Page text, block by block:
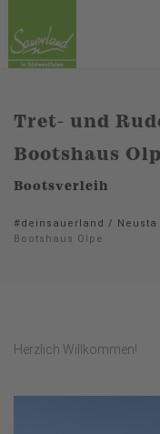
Tret- und
Bootshaus
Bootsverleih
#deinsauerland / Neusta
Bootshaus Olpe
Herzlich Willkommen!